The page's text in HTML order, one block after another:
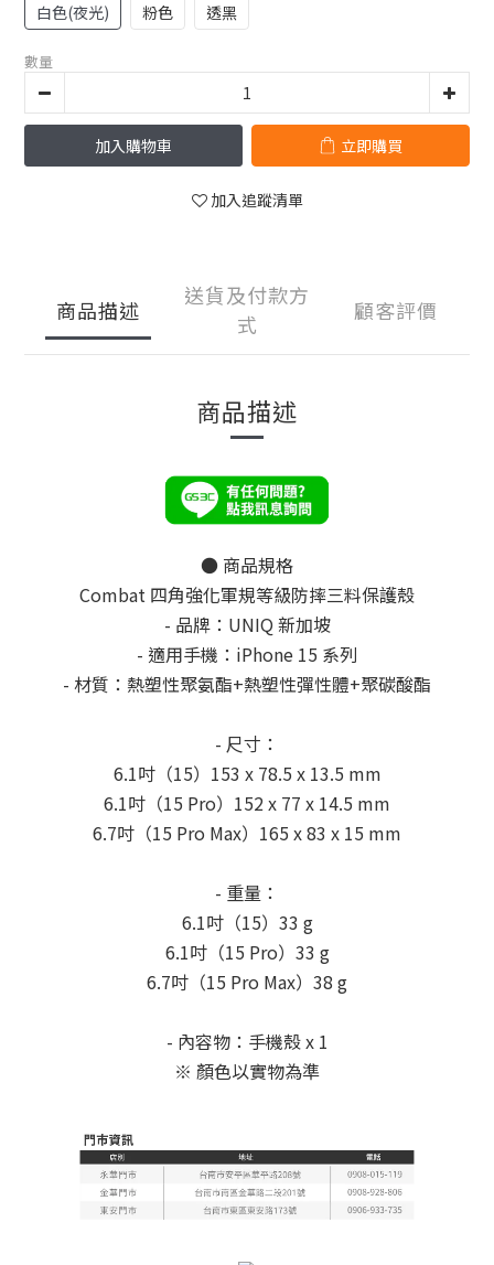
白色(夜光) 粉色 透黑
數量
加入購物車 立即購買
加入追蹤清單
商品描述
送貨及付款方
式
顧客評價
商品描述
● 商品規格
Combat 四角強化軍規等級防摔三料保護殼
- 品牌：UNIQ 新加坡
- 適用手機：iPhone 15 系列
- 材質：熱塑性聚氨酯+熱塑性彈性體+聚碳酸酯
- 尺寸：
6.1吋（15）153 x 78.5 x 13.5 mm
6.1吋（15 Pro）152 x 77 x 14.5 mm
6.7吋（15 Pro Max）165 x 83 x 15 mm
- 重量：
6.1吋（15）33 g
6.1吋（15 Pro）33 g
6.7吋（15 Pro Max）38 g
- 內容物：手機殼 x 1
※ 顏色以實物為準